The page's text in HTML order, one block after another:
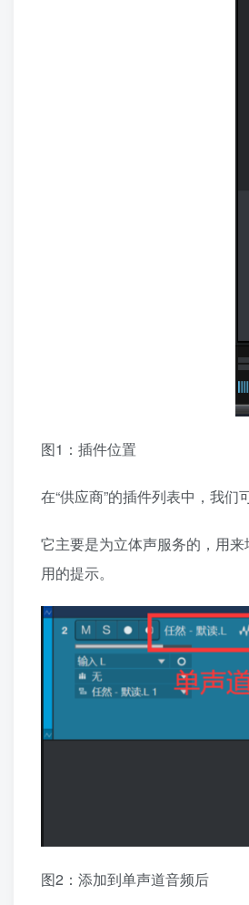
图1：插件位置
在“供应商”的插件列表中，我们
它主要是为立体声服务的，用
用的提示。
图2：添加到单声道音频后